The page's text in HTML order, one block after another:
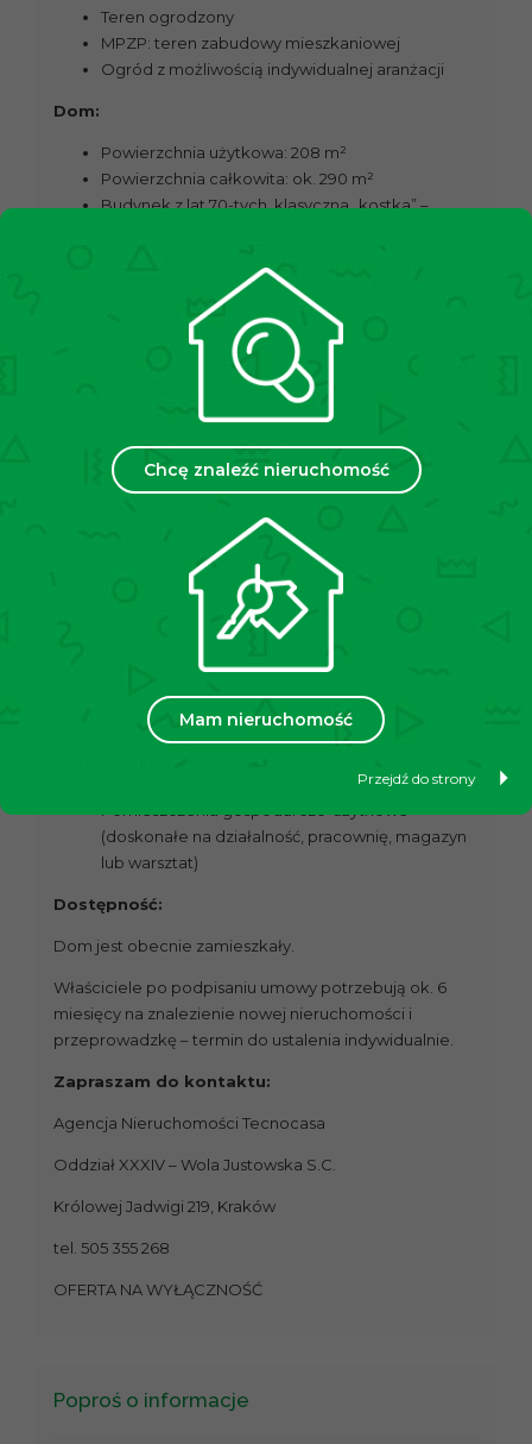
Chcę znaleźć nieruchomość
Mam nieruchomość
Przejdź do strony
Teren ogrodzony
MPZP: teren zabudowy mieszkaniowej
Ogród z możliwością indywidualnej aranżacji
Dom:
Powierzchnia użytkowa: 208 m²
Powierzchnia całkowita: ok. 290 m²
Budynek z lat 70-tych, klasyczna „kostka” –
Układ pomieszczeń:
Trzy duże pokoje (dwa z wyjściem na balkon)
Jasna, przestronna kuchnia
Oddzielne WC
Komunikacja
Układ identyczny jak na parterze:
• trzy pokoje (dwa z balkonami)
• komunikacja
(doskonałe na działalność, pracownię, magazyn
lub warsztat)
Dostępność:
Dom jest obecnie zamieszkały.
Właściciele po podpisaniu umowy potrzebują ok. 6
miesięcy na znalezienie nowej nieruchomości i
przeprowadzkę – termin do ustalenia indywidualnie.
Zapraszam do kontaktu:
Agencja Nieruchomości Tecnocasa
Oddział XXXIV – Wola Justowska S.C.
Królowej Jadwigi 219, Kraków
tel. 505 355 268
OFERTA NA WYŁĄCZNOŚĆ
Poproś o informacje